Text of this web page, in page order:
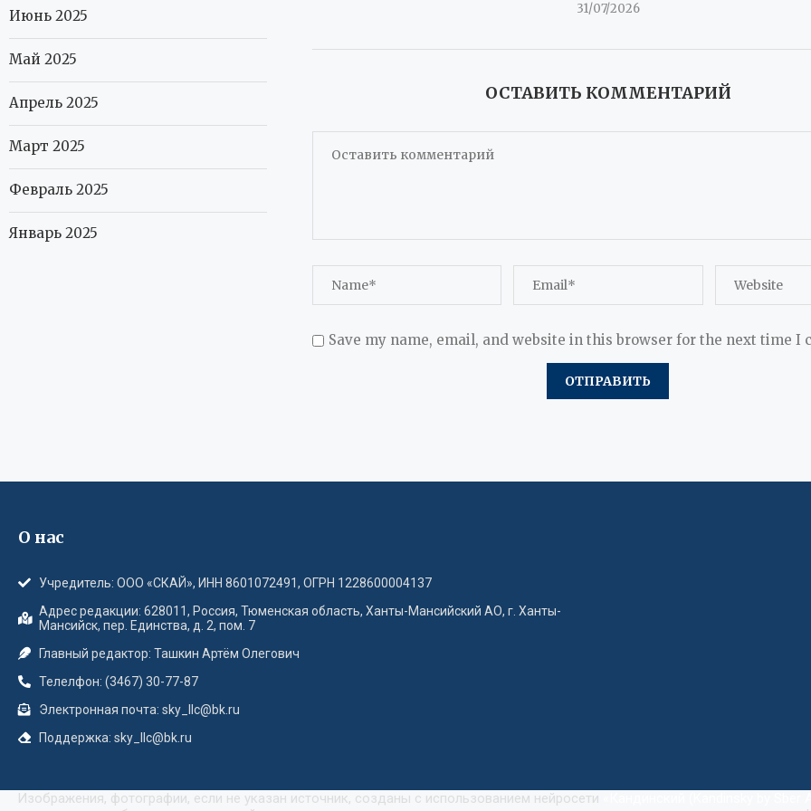
31/07/2026
ОСТАВИТЬ КОММЕНТАРИЙ
Save my name, email, and website in this browser for the next time I
Июнь 2025
Май 2025
Апрель 2025
Март 2025
Февраль 2025
Январь 2025
О нас
Учредитель: ООО «СКАЙ», ИНН 8601072491, ОГРН 1228600004137
Адрес редакции: 628011, Россия, Тюменская область, Ханты-Мансийский АО, г. Ханты-
Мансийск, пер. Единства, д. 2, пом. 7
Главный редактор: Ташкин Артём Олегович
Телелфон: (3467) 30-77-87
Электронная почта: sky_llc@bk.ru
Поддержка: sky_llc@bk.ru
Изображения, фотографии, если не указан источник, созданы с использованием нейросети